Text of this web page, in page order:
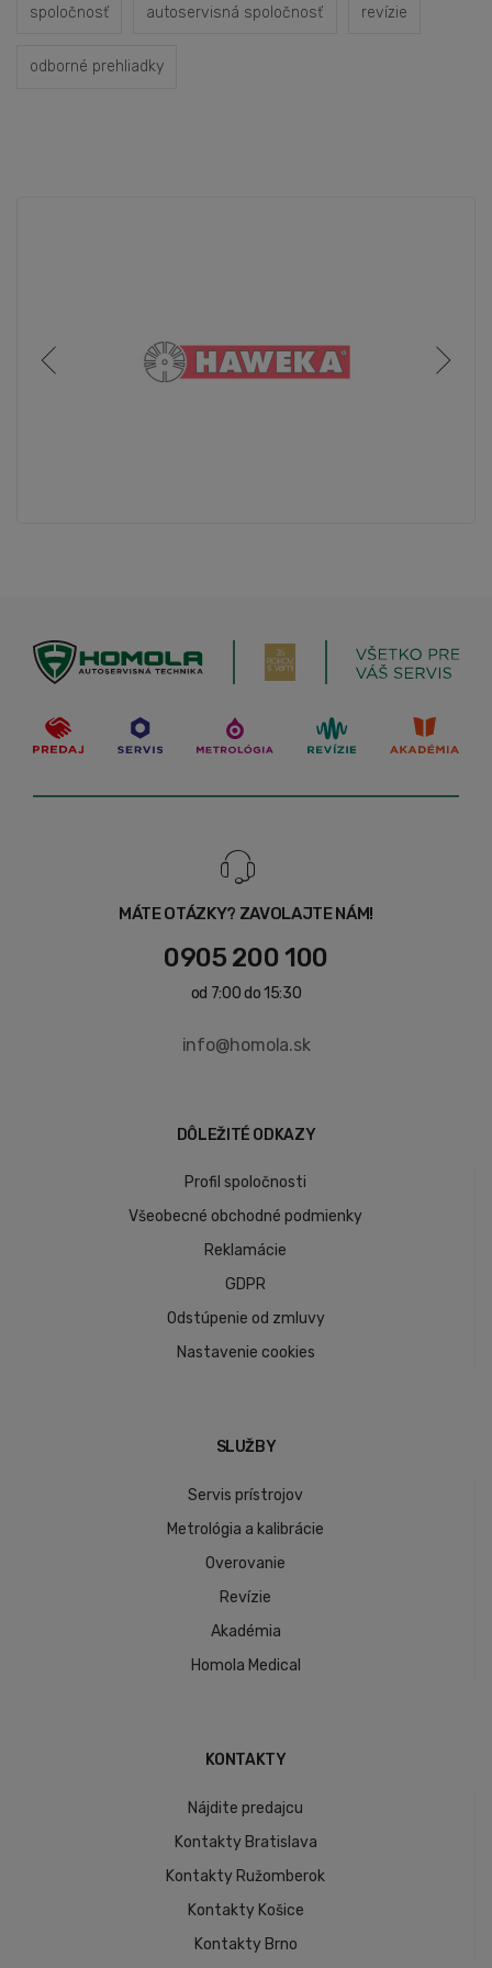
spoločnosť autoservisná spoločnosť revízie
odborné prehliadky
MÁTE OTÁZKY? ZAVOLAJTE NÁM!
0905 200 100
od 7:00 do 15:30
info@homola.sk
DÔLEŽITÉ ODKAZY
Profil spoločnosti
Všeobecné obchodné podmienky
Reklamácie
GDPR
Odstúpenie od zmluvy
Nastavenie cookies
SLUŽBY
Servis prístrojov
Metrológia a kalibrácie
Overovanie
Revízie
Akadémia
Homola Medical
KONTAKTY
Nájdite predajcu
Kontakty Bratislava
Kontakty Ružomberok
Kontakty Košice
Kontakty Brno